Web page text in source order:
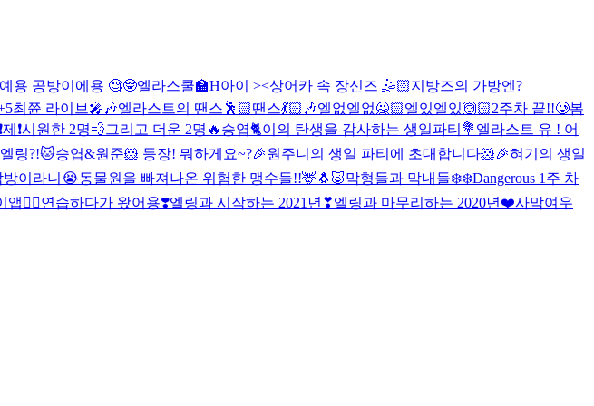
예용 공방이에용 🧐🤓엘라스쿨🏫H아이 ><상어카 속 장신즈 🤹🏻지방즈의 가방엔?
최쮼 라이브🎤🎶엘라스트의 땐스🕺🏻땐스💃🏻🎶엘없엘없🙅🏻엘있엘있🙆🏻2주차 끝!!🥲봄
❗️시원한 2명💨그리고 더운 2명🔥 승엽🐈이의 탄생을 감사하는 생일파티💐 엘라스트 유 ! 어
링?!🐱승엽&원준🐹 등장! 뭐하게요~?🎉원주니의 생일 파티에 초대합니다🐹🎉혀기의 생일
방이라니😭동물원을 빠져나온 위험한 맹수들!!🦌🐧🐷막형들과 막내들❄️❄️Dangerous 1주 차
앱✌🏻연습하다가 왔어용❣️엘링과 시작하는 2021년❣엘링과 마무리하는 2020년❤️사막여우